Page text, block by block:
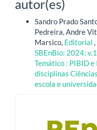
autor(es)
Sandro Prado
Pedreira, Andre
Marsico, Editorial
SBEnBio: 2024:
Temático : PIBID e
disciplinas
escola e